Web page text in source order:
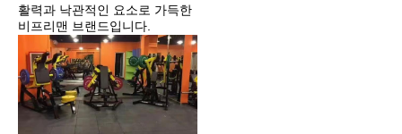
활력과 낙관적인 요소로 가득한
비프리맨 브랜드입니다.